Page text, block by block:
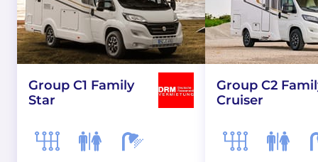
Group C1 Family
Star
Group C2
Cruiser